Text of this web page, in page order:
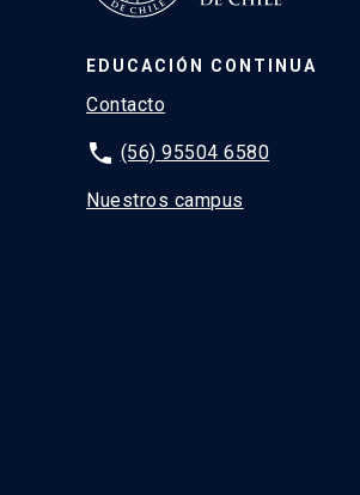
EDUCACIÓN CONTINUA
Contacto
phone (56) 95504 6580
Nuestros campus